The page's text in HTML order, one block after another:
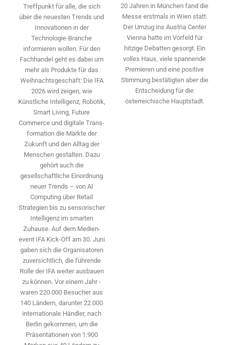
Treffpunkt für alle, die sich
über die neuesten Trends und
Innovationen in der
Technologie-­Branche
informieren wollen. Für den
Fachhandel geht es dabei um
mehr als Produkte für das
Weihnachtsgeschäft: Die IFA
2026 wird ­zeigen, wie
Künstliche Intelligenz, Robotik,
Smart Living, Future
Commerce und digitale Trans­
formation die Märkte der
Zukunft und den Alltag der
Menschen gestalten. Dazu
gehört auch die
gesellschaftliche Einordnung
neuer Trends – von AI
Computing über Retail
Strategien bis zu sensorischer
Intelligenz im smarten
Zuhause. Auf dem Medien­
event IFA Kick-Off am 30. Juni
gaben sich die Organisatoren
zuversichtlich, die führende
Rolle der IFA weiter ausbauen
zu können. Vor einem Jahr ­
waren 220.000 Besucher aus
140 ­Ländern, ­darunter 22.000
internationale Händler, nach
Berlin gekommen, um die
Präsen­tationen von 1.900
20 Jahren in München fand die
Messe erstmals in Wien statt.
Der Umzug ins Austria Center
Vienna hatte im Vorfeld für
hitzige Debatten gesorgt. Ein
volles Haus, viele spannende
Premieren und eine positive
Stimmung bestätigten aber die
Entscheidung für die
österreichische Hauptstadt.